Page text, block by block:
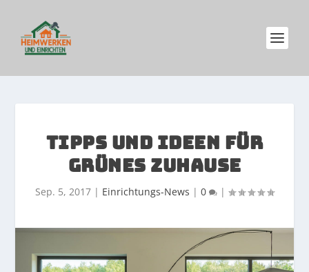
TIPPS UND IDEEN FÜR
GRÜNES ZUHAUSE
Sep. 5, 2017 | Einrichtungs-News | 0 |